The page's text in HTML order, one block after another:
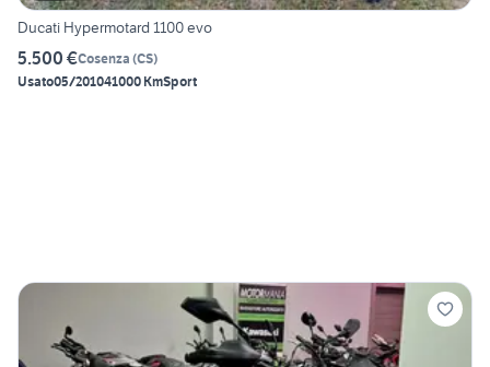
Ducati Hypermotard 1100 evo
5.500 €Cosenza (CS)
Usato05/201041000 KmSport